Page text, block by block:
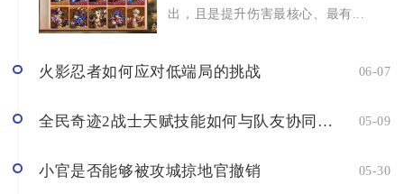
出，且是提升伤害最核心、最有...
火影忍者如何应对低端局的挑战 06-07
全民奇迹2战士天赋技能如何与队友协同作战 05-09
小官是否能够被攻城掠地官撤销 05-30